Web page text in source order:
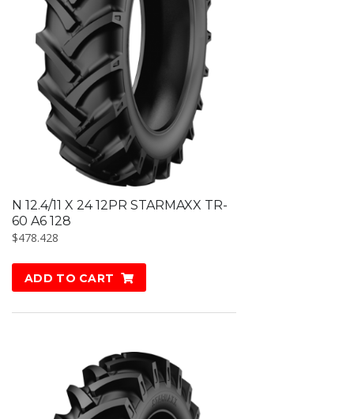
N 12.4/11 X 24 12PR STARMAXX TR-
60 A6 128
$478.428
ADD TO CART